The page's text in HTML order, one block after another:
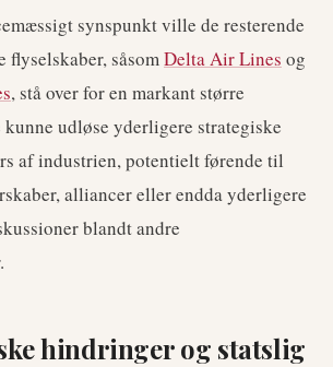
synspunkt ville de resterende
flyselskaber, såsomDelta Air Lines og
, stå over for en markant større
udløse yderligere strategiske
af industrien, potentielt førende til
alliancer eller endda yderligere
blandt andre
hindringer og statslig